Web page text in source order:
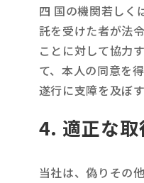
四 国の機関若しく
託を受けた者が法
ことに対して協力
て、本人の同意を
遂行に支障を及ぼ
4. 適正な取
当社は、偽りその